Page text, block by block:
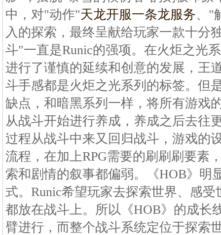
中，对"动作"天龙开服一条龙服务、"
入的探索，最终呈献给玩家一款十分
斗"一直是Runic的强项。在火炬之光
进行了谨慎的延续和创意的发展，王
斗手感都是火炬之光系列的标签。但
缺点，和暗黑系列一样，将所有游戏
从战斗开始进行养成，养成之后去往
过程从战斗中来又回归战斗，游戏的
流程，在加上RPG需要的刷刷刷要素
索和剧情的叙事都偏弱。《HOB》明
式。Runic希望玩家去探索世界、感
都放在战斗上。所以《HOB》的成长
臂进行，而整个战斗系统定位于探索